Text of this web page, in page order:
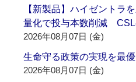
【新製品】ハイゼントラ
量化で投与本数削減 CSL
2026年08月07日 (金)
生命守る政策の実現を最
2026年08月07日 (金)